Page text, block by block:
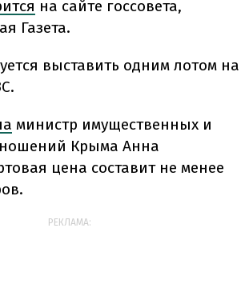
на сайте госсовета,
Газета.
выставить одним лотом на
министр имущественных и
Крыма Анна
цена составит не менее
РЕКЛАМА: